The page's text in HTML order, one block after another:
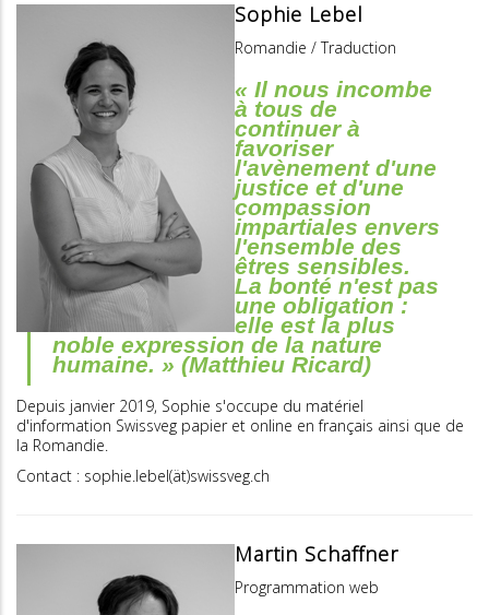
Sophie Lebel
Romandie / Traduction
« Il nous incombe
à tous de
continuer à
favoriser
l'avènement d'une
justice et d'une
compassion
impartiales envers
l'ensemble des
êtres sensibles.
La bonté n'est pas
une obligation :
elle est la plus
noble expression de la nature
humaine. » (Matthieu Ricard)
Depuis janvier 2019, Sophie s'occupe du matériel
d'information Swissveg papier et online en français ainsi que de
la Romandie.
Contact : sophie.lebel(ät)swissveg.ch
Martin Schaffner
Programmation web